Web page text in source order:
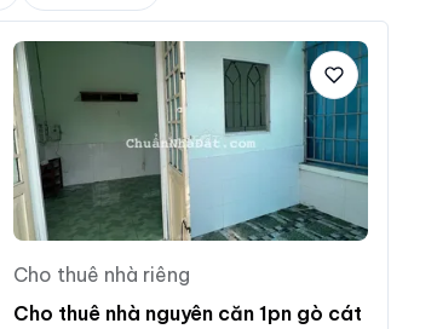
Cho thuê nhà riêng
Cho thuê nhà nguyên căn 1pn gò cát